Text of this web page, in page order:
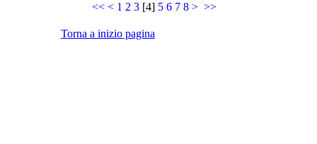
<< < 1 2 3[4] 5 6 7 8 > >>
Torna a inizio pagina